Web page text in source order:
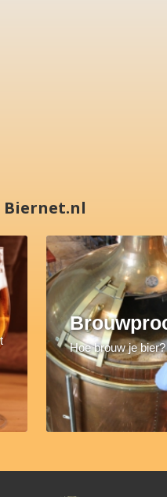
Biernet.nl
Hoe brouw je bier?